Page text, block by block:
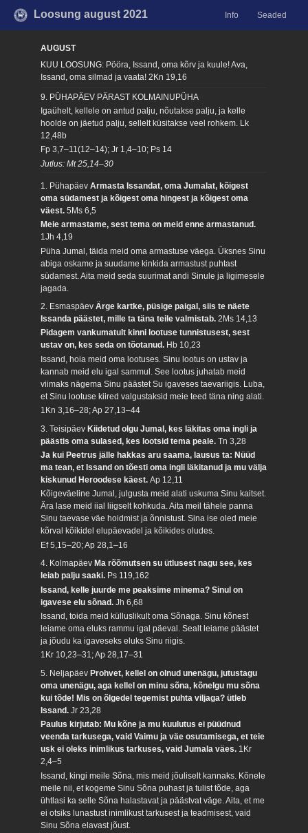
Loosung august 2021 Info Seaded
AUGUST
KUU LOOSUNG: Pööra, Issand, oma kõrv ja kuule! Ava,
Issand, oma silmad ja vaata!2Kn 19,16
9. PÜHAPÄEV PÄRAST KOLMAINUPÜHA
Igaühelt, kellele on antud palju, nõutakse palju, ja kelle
hoolde on jäetud palju, sellelt küsitakse veel rohkem. Lk
12,48b
Fp 3,7–11(12–14); Jr 1,4–10; Ps 14
Jutlus: Mt 25,14–30
1. PühapäevArmasta Issandat, oma Jumalat, kõigest
oma südamest ja kõigest oma hingest ja kõigest oma
väest.5Ms 6,5
Meie armastame, sest tema on meid enne armastanud.
1Jh 4,19
Püha Jumal, täida meid oma armastuse väega. Üksnes Sinu
abiga oskame ja suudame kinkida armastust puhtast
südamest. Aita meid seda suurimat andi Sinule ja ligimesele
jagada.
2. EsmaspäevÄrge kartke, püsige paigal, siis te näete
Issanda päästet, mille ta täna teile valmistab.2Ms 14,13
Pidagem vankumatult kinni lootuse tunnistusest, sest
ustav on, kes seda on tõotanud. Hb 10,23
Issand, hoia meid oma lootuses. Sinu lootus on ustav ja
kannab meid elu igal sammul. See lootus juhatab meid
viimaks nägema Sinu päästet Su igaveses taevariigis. Luba,
et Sinu lootuse kiired valgustaksid meie teed täna ning alati.
1Kn 3,16–28; Ap 27,13–44
3. TeisipäevKiidetud olgu Jumal, kes läkitas oma ingli ja
päästis oma sulased, kes lootsid tema peale.Tn 3,28
Ja kui Peetrus jälle hakkas aru saama, lausus ta: Nüüd
ma tean, et Issand on tõesti oma ingli läkitanud ja mu välja
kiskunud Heroodese käest.Ap 12,11
Kõigeväeline Jumal, julgusta meid alati uskuma Sinu kaitset.
Ära lase meid iial liigselt kohkuda. Aita meil tähele panna
Sinu taevase väe hoidmist ja õnnistust. Sina ise oled meie
kõrval kõikidel elupäevadel ja kõikides oludes.
Ef 5,15–20; Ap 28,1–16
4. Kolmapäev Ma rõõmutsen su ütlusest nagu see, kes
leiab palju saaki. Ps 119,162
Issand, kelle juurde me peaksime minema? Sinul on
igavese elu sõnad.Jh 6,68
Issand, toida meid külluslikult oma Sõnaga. Sinu kõnest
leiame oma eluks rammu igal päeval. Sealt leiame päästet
ja jõudu ka igaveseks eluks Sinu riigis.
1Kr 10,23–31; Ap 28,17–31
5. NeljapäevProhvet, kellel on olnud unenägu, jutustagu
oma unenägu, aga kellel on minu sõna, kõnelgu mu sõna
kui tõde! Mis on õlgedel tegemist puhta viljaga? ütleb
Issand.Jr 23,28
Paulus kirjutab: Mu kõne ja mu kuulutus ei püüdnud
veenda tarkusega, vaid Vaimu ja väe osutamisega, et teie
usk ei oleks inimlikus tarkuses, vaid Jumala väes. 1Kr
2,4–5
Issand, kingi meile Sõna, mis meid jõuliselt kannaks. Kõnele
meile nii, et kogeme Sinu Sõna puhast ja tulist tõde, aga
ühtlasi ka selle Sõna halastavat ja päästvat väge. Aita, et me
ei otsiks lunastust inimlikust tarkusest ja teadmisest, vaid
Sinu Sõna elavast jõust.